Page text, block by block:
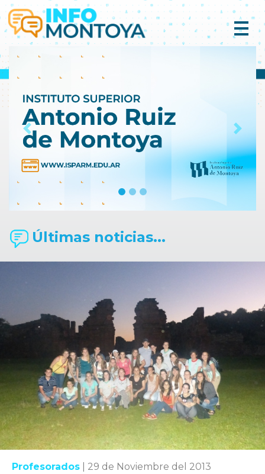
Previous Next
Últimas noticias...
Profesorados 29 de Noviembre del 2013